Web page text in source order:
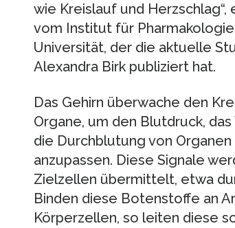
wie Kreislauf und
vom Institut für
Universität, der die aktuelle
Alexandra Birk publiziert hat.
Das Gehirn überwache den
Organe, um den Blutdruck,
die Durchblutung von
anzupassen. Diese Signale
Zielzellen übermittelt, etwa
Binden diese Botenstoffe an
Körperzellen, so leiten diese